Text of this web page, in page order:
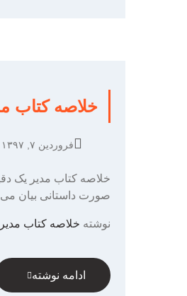
خلاصه کتاب
فروردین ۷, ۱۳۹۷
خلاصه کتاب مدیر یک
صورت داستانی بیان می
نوشته خلاصه کتاب
ادامه نوشته